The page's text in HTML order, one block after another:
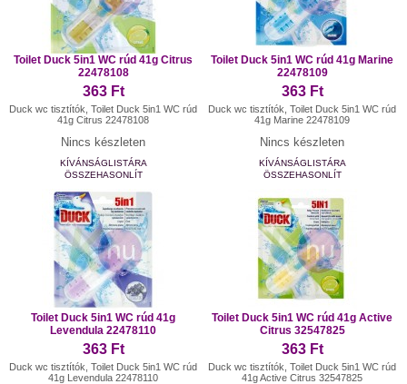
Toilet Duck 5in1 WC rúd 41g Citrus
22478108
363 Ft
Duck wc tisztítók, Toilet Duck 5in1 WC rúd
41g Citrus 22478108
Nincs készleten
KÍVÁNSÁGLISTÁRA
ÖSSZEHASONLÍT
Toilet Duck 5in1 WC rúd 41g Marine
22478109
363 Ft
Duck wc tisztítók, Toilet Duck 5in1 WC rúd
41g Marine 22478109
Nincs készleten
KÍVÁNSÁGLISTÁRA
ÖSSZEHASONLÍT
Toilet Duck 5in1 WC rúd 41g
Levendula 22478110
363 Ft
Duck wc tisztítók, Toilet Duck 5in1 WC rúd
41g Levendula 22478110
Toilet Duck 5in1 WC rúd 41g Active
Citrus 32547825
363 Ft
Duck wc tisztítók, Toilet Duck 5in1 WC rúd
41g Active Citrus 32547825